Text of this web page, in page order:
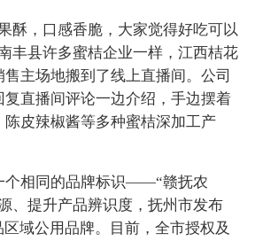
酥，口感香脆，大家觉得好吃可以
县许多蜜桔企业一样，江西桔花
主场地搬到了线上直播间。公司
直播间评论一边介绍，手边摆着
皮辣椒酱等多种蜜桔深加工产
个相同的品牌标识——“赣抚农
、提升产品辨识度，抚州市发布
域公用品牌。目前，全市授权及